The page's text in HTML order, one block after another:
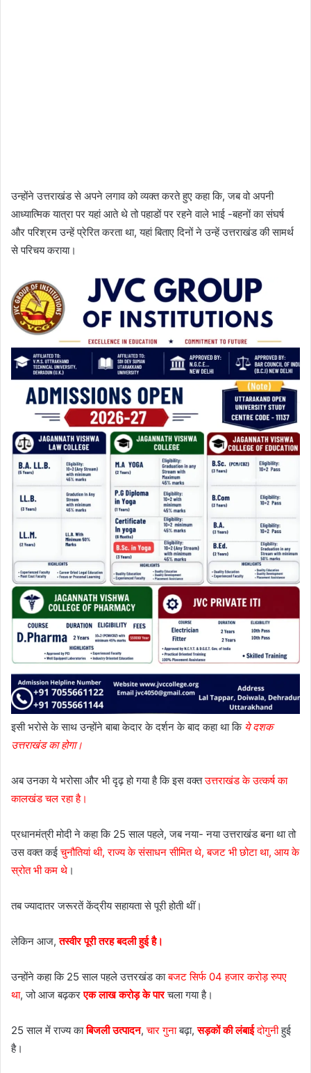
उन्होंने उत्तराखंड से अपने लगाव को व्यक्त करते हुए कहा कि, जब वो अपनी
आध्यात्मिक यात्रा पर यहां आते थे तो पहाडों पर रहने वाले भाई -बहनों का संघर्ष
और परिश्रम उन्हें प्रेरित करता था, यहां बिताए दिनों ने उन्हें उत्तराखंड की सामर्थ
से परिचय कराया।
इसी भरोसे के साथ उन्होंने बाबा केदार के दर्शन के बाद कहा था कि ये दशक
उत्तराखंड का होगा।
अब उनका ये भरोसा और भी दृढ़ हो गया है कि इस वक्तउत्तराखंड के उत्कर्ष का
कालखंड चल रहा है।
प्रधानमंत्री मोदी ने कहा कि 25 साल पहले, जब नया- नया उत्तराखंड बना था तो
उस वक्त कईचुनौतियां थी, राज्य के संसाधन सीमित थे, बजट भी छोटा था, आय के
स्रोत भी कम थे ।
तब ज्यादातर जरूरतें केंद्रीय सहायता से पूरी होती थीं।
लेकिन आज,तस्वीर पूरी तरह बदली हुई है।
उन्होंने कहा कि 25 साल पहले उत्तरखंड काबजट सिर्फ 04 हजार करोड़ रुपए
था, जो आज बढ़करएक लाख करोड़ के पार चला गया है।
25 साल में राज्य काबिजली उत्पादन,चार गुनाबढ़ा,सड़कों की लंबाई दोगुनीहुई
है।